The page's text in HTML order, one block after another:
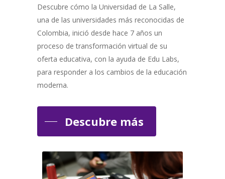
Descubre cómo la Universidad de La Salle,
una de las universidades más reconocidas de
Colombia, inició desde hace 7 años un
proceso de transformación virtual de su
oferta educativa, con la ayuda de Edu Labs,
para responder a los cambios de la educación
moderna.
Descubre más